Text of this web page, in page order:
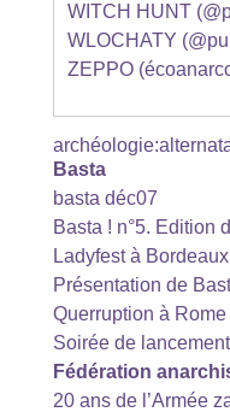
WITCH HUNT
WLOCHATY
ZEPPO
Basta
basta déc07
Basta ! n°5. Edition
Ladyfest à
Présentation de
Querruption à
Soirée de
Fédération
20 ans de l’Armée